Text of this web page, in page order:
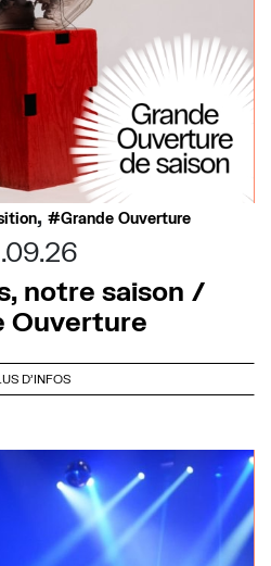
, Grande Ouverture
notre saison /
Ouverture
D'INFOS